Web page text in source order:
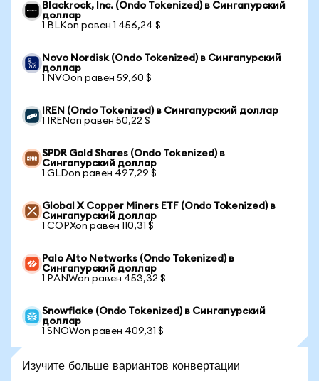
Blackrock, Inc. (Ondo Tokenized) в Сингапурский
доллар
1 BLKon равен 1 456,24 $
Novo Nordisk (Ondo Tokenized) в Сингапурский
доллар
1 NVOon равен 59,60 $
IREN (Ondo Tokenized) в Сингапурский доллар
1 IRENon равен 50,22 $
SPDR Gold Shares (Ondo Tokenized) в
Сингапурский доллар
1 GLDon равен 497,29 $
Global X Copper Miners ETF (Ondo Tokenized) в
Сингапурский доллар
1 COPXon равен 110,31 $
Palo Alto Networks (Ondo Tokenized) в
Сингапурский доллар
1 PANWon равен 453,32 $
Snowflake (Ondo Tokenized) в Сингапурский
доллар
1 SNOWon равен 409,31 $
Изучите больше вариантов конвертации